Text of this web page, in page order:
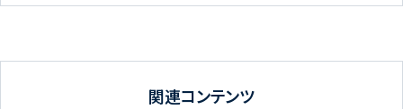
関連コンテンツ